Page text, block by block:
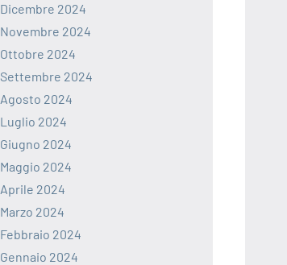
Dicembre 2024
Novembre 2024
Ottobre 2024
Settembre 2024
Agosto 2024
Luglio 2024
Giugno 2024
Maggio 2024
Aprile 2024
Marzo 2024
Febbraio 2024
Gennaio 2024